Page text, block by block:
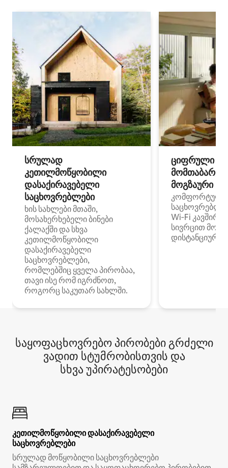
სრულად
კეთილმოწყობილი
დასაქირავებელი
საცხოვრებლები
ხის სახლები მთაში,
მოსახერხებელი ბინები
ქალაქში და სხვა
კეთილმოწყობილი
დასაქირავებელი
საცხოვრებლები,
რომლებშიც ყველა პირობაა,
თავი ისე რომ იგრძნოთ,
როგორც საკუთარ სახლში.
ციფრული
მოგზაური
კომფორტული
Wi‑Fi
სივრცით
დისტანციური
საყოფაცხოვრებო პირობები გრძელი
ვადით სტუმრობისთვის და
სხვა უპირატესობები
კეთილმოწყობილი დასაქირავებელი
საცხოვრებლები
სრულად მოწყობილი საცხოვრებლები